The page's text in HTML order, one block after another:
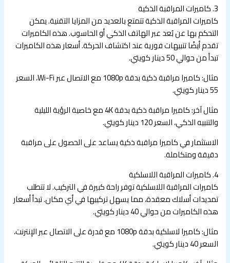
3. كاميرات المراقبة الذكية
كاميرات المراقبة الذكية تتمتع بالعديد من المزايا التقنية. يمكن
التحكم بها عن بُعد عبر الهاتف الذكي أو الحاسوب. هذه الكاميرات
تقدم أيضًا تنبيهات فورية عند اكتشاف الحركة. أسعار هذه الكاميرات
تبدأ من حوالي 50 دينار كويتي.
مثال: كاميرا مراقبة ذكية بدقة 1080p مع الاتصال عبر Wi-Fi، السعر
55 دينار كويتي.
مثال آخر: كاميرا مراقبة ذكية بدقة 4K مع خاصية الرؤية الليلية
والتنبيه الذكي، السعر 120 دينار كويتي.
الاستثمار في كاميرا مراقبة ذكية يساعد على الحصول على مراقبة
دقيقة ومتكاملة.
4. كاميرات المراقبة اللاسلكية
كاميرات المراقبة اللاسلكية توفر راحة كبيرة في التركيب. لا تتطلب
تمديدات أسلاك معقدة، مما يسهل تركيبها في أي مكان. تبدأ أسعار
هذه الكاميرات من حوالي 40 دينار كويتي.
مثال: كاميرا لاسلكية بدقة 1080p مع قدرة على الاتصال عبر الإنترنت،
السعر 40 دينار كويتي.